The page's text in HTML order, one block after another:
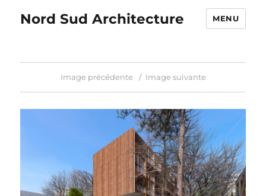
Nord Sud Architecture MENU
Image précédente Image suivante